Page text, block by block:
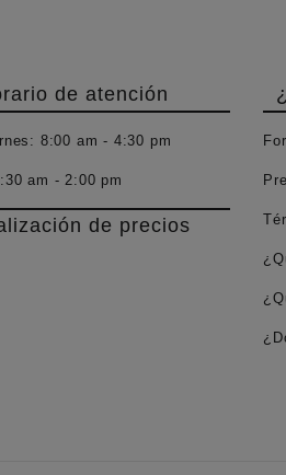
de atención
8:00 am - 4:30 pm
am - 2:00 pm
de precios